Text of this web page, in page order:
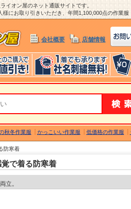
イオン屋のネット通販サイトです。
にお取り引きいただき、年間1,100,000点の作業服
会社概要 店舗情報
秋冬作業服 かっこいい作業服 低価格の作業服
防寒着
で着る防寒着
立。